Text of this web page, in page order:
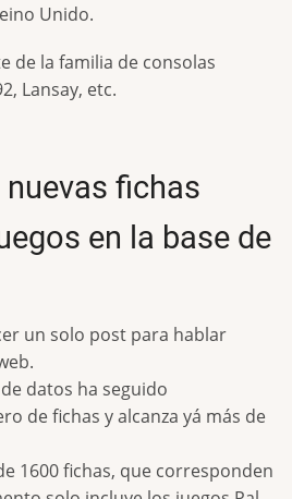
Unido.
de la familia de consolas
Lansay, etc.
fichas
en la base de
un solo post para hablar
datos ha seguido
de fichas y alcanza yá más de
1600 fichas, que corresponden